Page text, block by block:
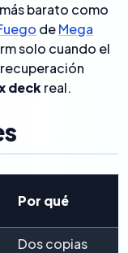
barato como
deMega
solo cuando el
deck real.
Por qué
Dos copias